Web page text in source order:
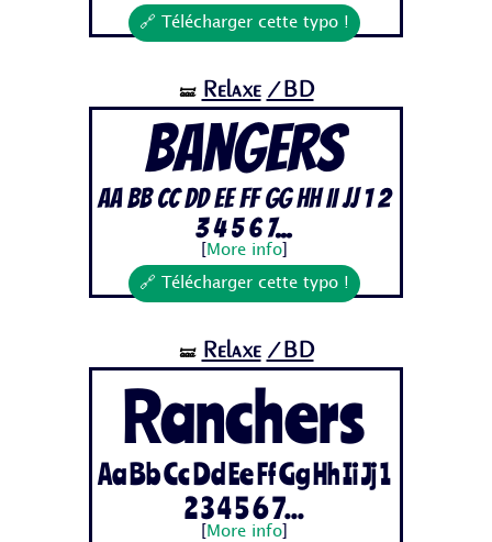
🔗 Télécharger cette typo !
🝛 Relaxe /BD
Bangers
Aa Bb Cc Dd Ee Ff Gg Hh Ii Jj 1 2
3 4 5 6 7...
More info]
🔗 Télécharger cette typo !
🝛 Relaxe /BD
Ranchers
Aa Bb Cc Dd Ee Ff Gg Hh Ii Jj 1
2 3 4 5 6 7...
More info]